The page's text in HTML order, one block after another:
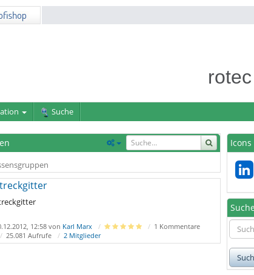
Suche
12:58 von Karl Marx
1 Kommentare
25.081 Aufrufe
2 Mitglieder
Icons
Suche